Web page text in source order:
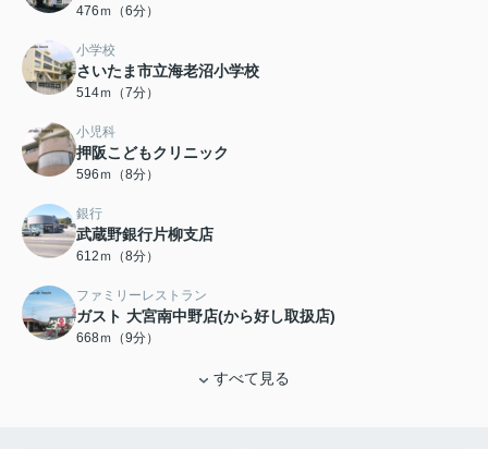
476ｍ（6分）
小学校
さいたま市立海老沼小学校
514ｍ（7分）
小児科
押阪こどもクリニック
596ｍ（8分）
銀行
武蔵野銀行片柳支店
612ｍ（8分）
ファミリーレストラン
ガスト 大宮南中野店(から好し取扱店)
668ｍ（9分）
すべて見る